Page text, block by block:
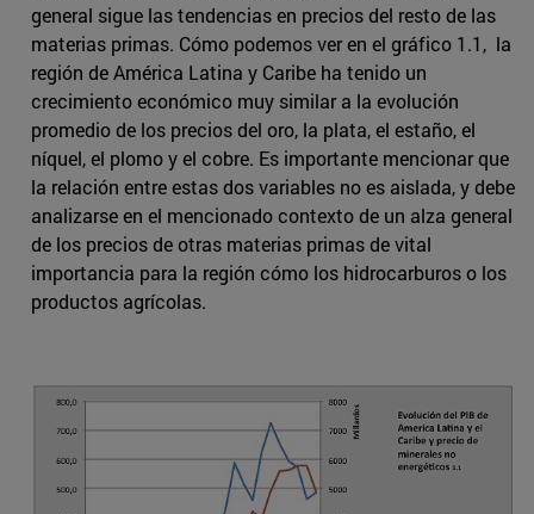
general sigue las tendencias en precios del resto de las
materias primas. Cómo podemos ver en el gráfico 1.1, la
región de América Latina y Caribe ha tenido un
crecimiento económico muy similar a la evolución
promedio de los precios del oro, la plata, el estaño, el
níquel, el plomo y el cobre. Es importante mencionar que
la relación entre estas dos variables no es aislada, y debe
analizarse en el mencionado contexto de un alza general
de los precios de otras materias primas de vital
importancia para la región cómo los hidrocarburos o los
productos agrícolas.